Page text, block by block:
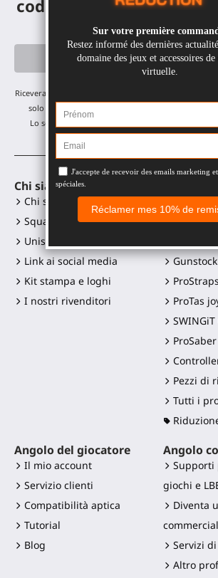
codice sconto del 10%
ordine
Riceverai i nostri aggiornamenti mensili e offerte:
solo un'email al mese! Puoi annullare l'iscrizione
Lo sconto è valido su tutti i nostri prodotti,
Chi siamo
Chi siamo?
Squadra
Unisciti a noi
Link ai social media
Kit stampa e loghi
I nostri rivenditori
Gunstock
ProTas
Pezzi di
Tutti i
Angolo del giocatore
Il mio account
Servizio clienti
Compatibilità aptica
Tutorial
Blog
Angolo
Supporti
giochi e
Diventa
Servizi
Altro